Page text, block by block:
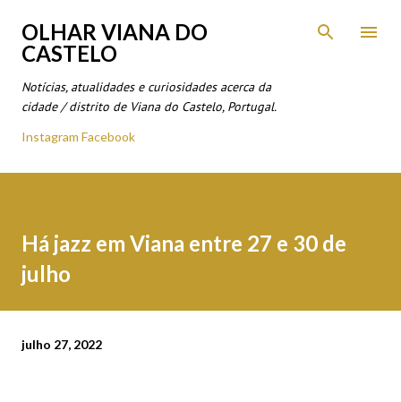
Avançar para o conteúdo principal
OLHAR VIANA DO
CASTELO
Notícias, atualidades e curiosidades acerca da
cidade / distrito de Viana do Castelo, Portugal.
Instagram Facebook
Há jazz em Viana entre 27 e 30 de
julho
julho 27, 2022